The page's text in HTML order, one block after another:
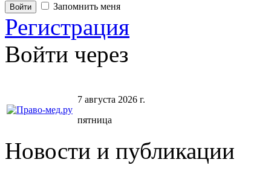
Запомнить меня
Регистрация
Войти через
7 августа 2026 г.
пятница
Новости и публикации